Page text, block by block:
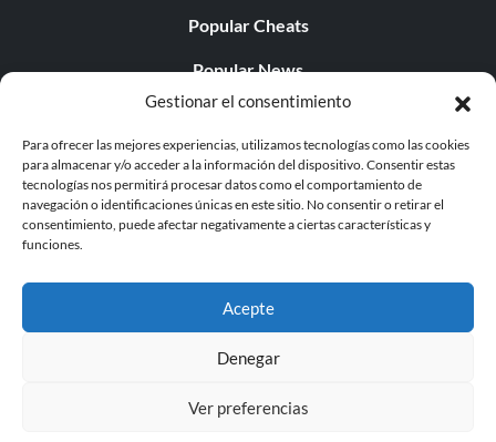
Gestionar el consentimiento
Para ofrecer las mejores experiencias, utilizamos tecnologías como las cookies
para almacenar y/o acceder a la información del dispositivo. Consentir estas
tecnologías nos permitirá procesar datos como el comportamiento de
navegación o identificaciones únicas en este sitio. No consentir o retirar el
consentimiento, puede afectar negativamente a ciertas características y
funciones.
Acepte
Denegar
Ver preferencias
Popular Cheats
Popular News
Popular Editorials
Popular Free Games
LATEST UPDATES
© 1998 - 2026 MegaGames.com All rights reserved